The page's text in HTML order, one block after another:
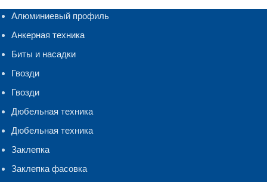
Алюминиевый профиль
Анкерная техника
Биты и насадки
Гвозди
Гвозди
Дюбельная техника
Дюбельная техника
Заклепка
Заклепка фасовка